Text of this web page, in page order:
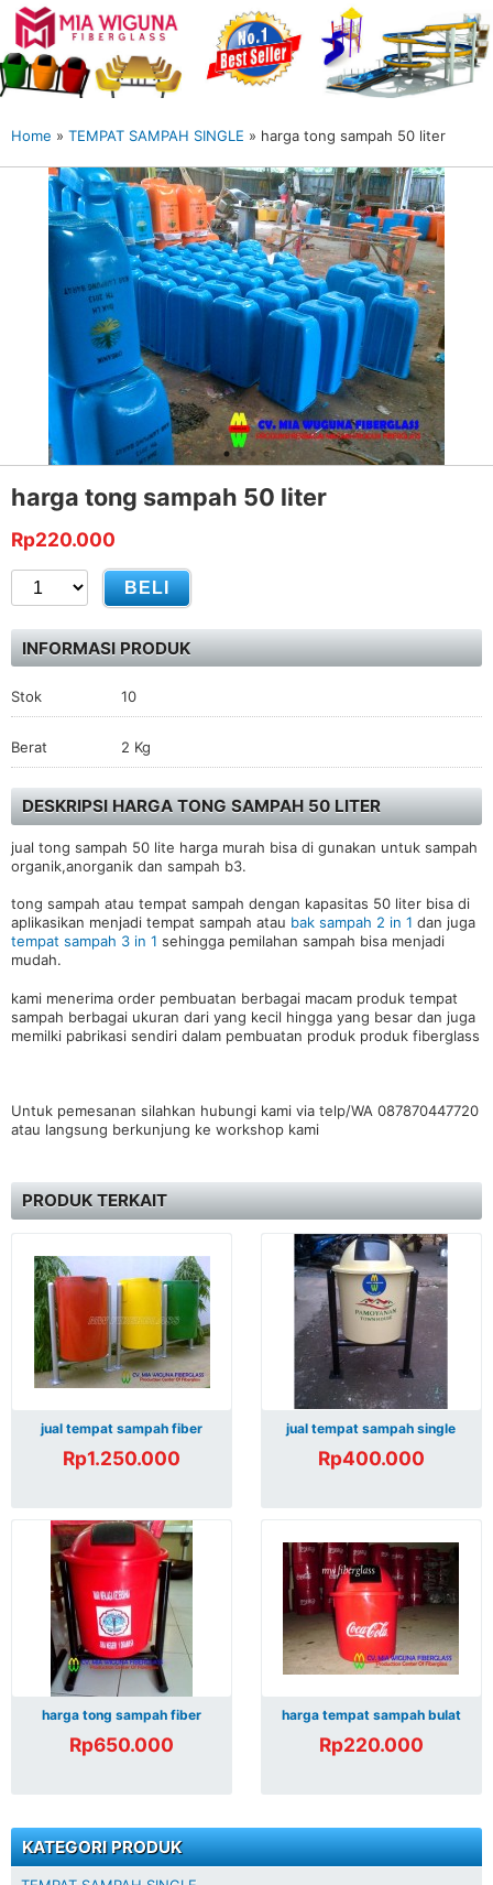
Home » TEMPAT SAMPAH SINGLE » harga tong sampah 50 liter
harga tong sampah 50 liter
Rp220.000
INFORMASI PRODUK
Stok 10
Berat 2 Kg
DESKRIPSI HARGA TONG SAMPAH 50 LITER
jual tong sampah 50 lite harga murah bisa di gunakan untuk sampah
organik,anorganik dan sampah b3.
tong sampah atau tempat sampah dengan kapasitas 50 liter bisa di
aplikasikan menjadi tempat sampah atau bak sampah 2 in 1 dan juga
tempat sampah 3 in 1 sehingga pemilahan sampah bisa menjadi
mudah.
kami menerima order pembuatan berbagai macam produk tempat
sampah berbagai ukuran dari yang kecil hingga yang besar dan juga
memilki pabrikasi sendiri dalam pembuatan produk produk fiberglass
Untuk pemesanan silahkan hubungi kami via telp/WA 087870447720
atau langsung berkunjung ke workshop kami
PRODUK TERKAIT
jual tempat sampah fiber
Rp1.250.000
jual tempat sampah single
Rp400.000
harga tong sampah fiber
Rp650.000
harga tempat sampah bulat
Rp220.000
KATEGORI PRODUK